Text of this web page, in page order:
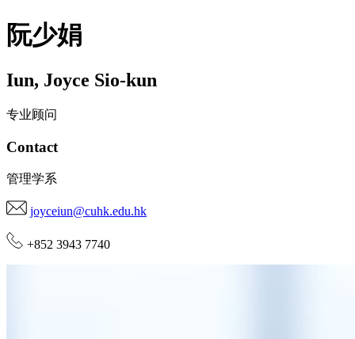
阮少娟
Iun, Joyce Sio-kun
专业顾问
Contact
管理学系
joyceiun@cuhk.edu.hk
+852 3943 7740